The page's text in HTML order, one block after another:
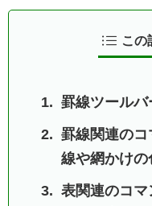
この
罫線ツールバ
罫線関連の
線や網かけの
表関連のコマ